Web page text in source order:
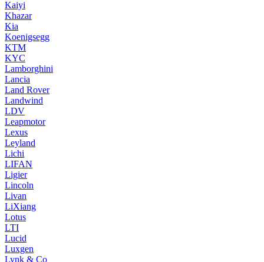
Kaiyi
Khazar
Kia
Koenigsegg
KTM
KYC
Lamborghini
Lancia
Land Rover
Landwind
LDV
Leapmotor
Lexus
Leyland
Lichi
LIFAN
Ligier
Lincoln
Livan
LiXiang
Lotus
LTI
Lucid
Luxgen
Lynk & Co